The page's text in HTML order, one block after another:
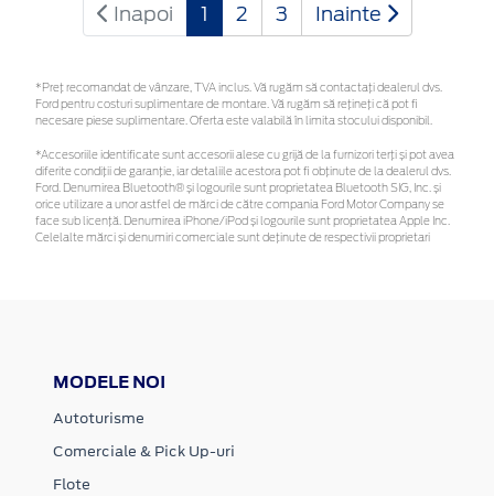
Inapoi 1 2 3 Inainte
*Preţ recomandat de vânzare, TVA inclus. Vă rugăm să contactaţi dealerul dvs.
Ford pentru costuri suplimentare de montare. Vă rugăm să rețineți că pot fi
necesare piese suplimentare. Oferta este valabilă în limita stocului disponibil.
*Accesoriile identificate sunt accesorii alese cu grijă de la furnizori terți și pot avea
diferite condiții de garanție, iar detaliile acestora pot fi obținute de la dealerul dvs.
Ford. Denumirea Bluetooth® și logourile sunt proprietatea Bluetooth SIG, Inc. și
orice utilizare a unor astfel de mărci de către compania Ford Motor Company se
face sub licență. Denumirea iPhone/iPod și logourile sunt proprietatea Apple Inc.
Celelalte mărci și denumiri comerciale sunt deținute de respectivii proprietari
MODELE NOI
Autoturisme
Comerciale & Pick Up-uri
Flote